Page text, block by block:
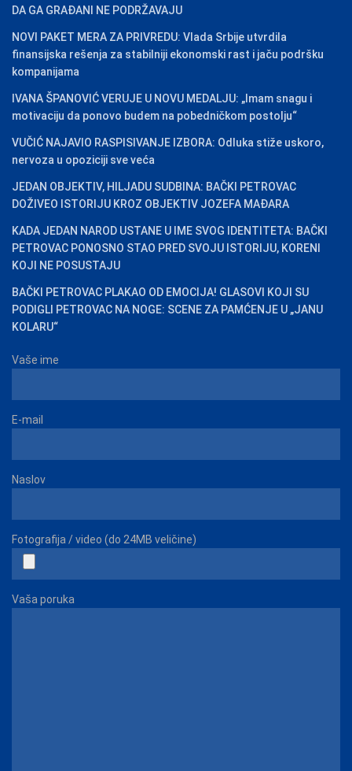
DA GA GRAĐANI NE PODRŽAVAJU
NOVI PAKET MERA ZA PRIVREDU: Vlada Srbije utvrdila
finansijska rešenja za stabilniji ekonomski rast i jaču podršku
kompanijama
IVANA ŠPANOVIĆ VERUJE U NOVU MEDALJU: „Imam snagu i
motivaciju da ponovo budem na pobedničkom postolju“
VUČIĆ NAJAVIO RASPISIVANJE IZBORA: Odluka stiže uskoro,
nervoza u opoziciji sve veća
JEDAN OBJEKTIV, HILJADU SUDBINA: BAČKI PETROVAC
DOŽIVEO ISTORIJU KROZ OBJEKTIV JOZEFA MAĐARA
KADA JEDAN NAROD USTANE U IME SVOG IDENTITETA: BAČKI
PETROVAC PONOSNO STAO PRED SVOJU ISTORIJU, KORENI
KOJI NE POSUSTAJU
BAČKI PETROVAC PLAKAO OD EMOCIJA! GLASOVI KOJI SU
PODIGLI PETROVAC NA NOGE: SCENE ZA PAMĆENJE U „JANU
KOLARU“
Vaše ime
E-mail
Naslov
Fotografija / video (do 24MB veličine)
Vaša poruka